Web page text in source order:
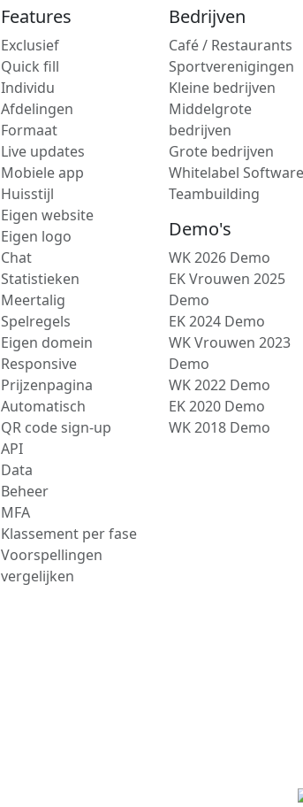
Features
Exclusief
Quick fill
Individu
Afdelingen
Formaat
Live updates
Mobiele app
Huisstijl
Eigen website
Eigen logo
Chat
Statistieken
Meertalig
Spelregels
Eigen domein
Responsive
Prijzenpagina
Automatisch
QR code sign-up
API
Data
Beheer
MFA
Klassement per fase
Voorspellingen
vergelijken
Bedrijven
Café / Restaurants
Sportverenigingen
Kleine bedrijven
Middelgrote
bedrijven
Grote bedrijven
Whitelabel Software
Teambuilding
Demo's
WK 2026 Demo
EK Vrouwen 2025
Demo
EK 2024 Demo
WK Vrouwen 2023
Demo
WK 2022 Demo
EK 2020 Demo
WK 2018 Demo